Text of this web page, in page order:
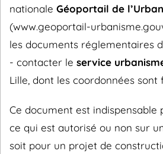
nationale Géoportail de
(www.geoportail-
les documents réglementaires
- contacter le service
Lille, dont les coordonnées sont
Ce document est indispensable
ce qui est autorisé ou non sur
soit pour un projet de